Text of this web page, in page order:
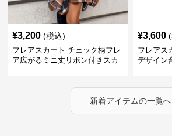
¥3,200 (税込)
フレアスカート チェック柄フレ
ア広がるミニ丈リボン付きスカ
¥3,600
フレアス
デザイン
新着アイテムの一覧へ